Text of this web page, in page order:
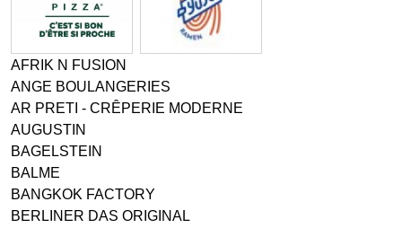
AFRIK N FUSION
ANGE BOULANGERIES
AR PRETI - CRÊPERIE MODERNE
AUGUSTIN
BAGELSTEIN
BALME
BANGKOK FACTORY
BERLINER DAS ORIGINAL